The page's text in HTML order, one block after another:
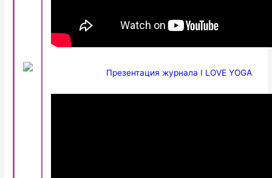
Презентация журнала I LOVE YOGA